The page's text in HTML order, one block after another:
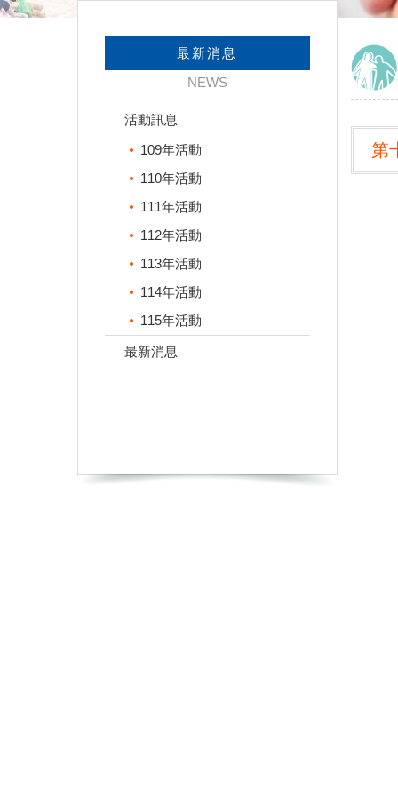
最新消息
NEWS
活動訊息
109年活動
110年活動
111年活動
112年活動
113年活動
114年活動
115年活動
最新消息
第